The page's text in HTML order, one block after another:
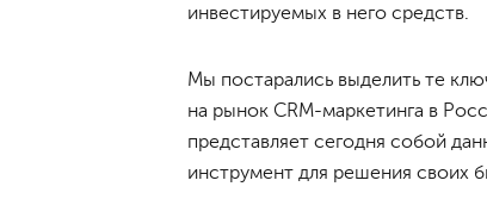
инвестируемых в него средств.
Мы постарались выделить те
на рынок CRM-маркетинга в
представляет сегодня собой
инструмент для решения своих